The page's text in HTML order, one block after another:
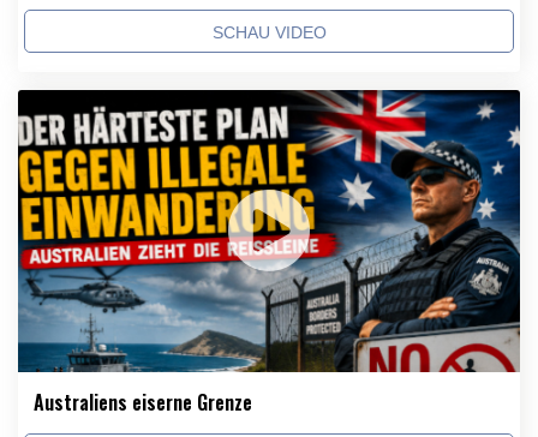
SCHAU VIDEO
Australiens eiserne Grenze